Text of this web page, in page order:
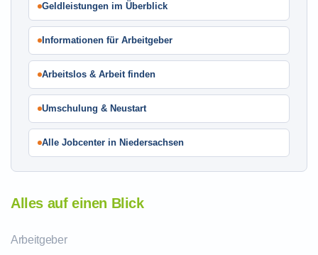
Geldleistungen im Überblick
Informationen für Arbeitgeber
Arbeitslos & Arbeit finden
Umschulung & Neustart
Alle Jobcenter in Niedersachsen
Alles auf einen Blick
Arbeitgeber